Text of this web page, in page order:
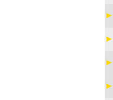
►
►
►
►